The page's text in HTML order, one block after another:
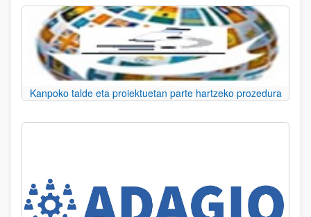
Kanpoko talde eta proiektuetan parte hartzeko prozedura